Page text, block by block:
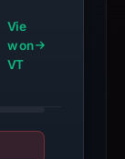
Vie
w on
VT